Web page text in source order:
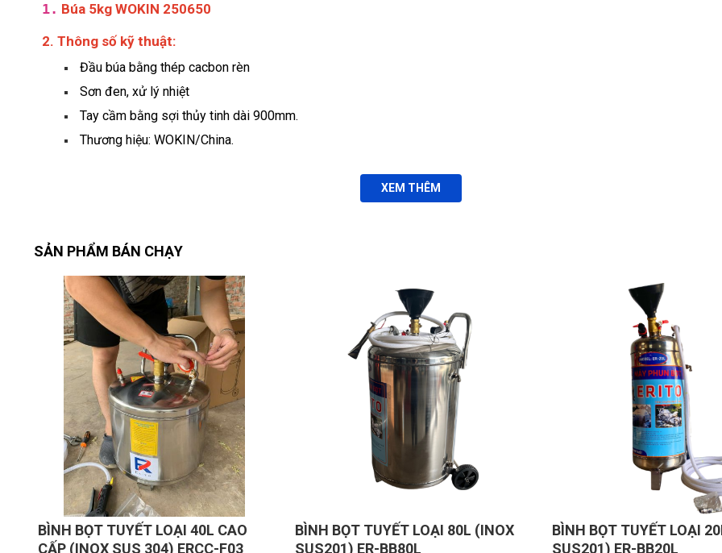
1. Búa 5kg WOKIN 250650
2. Thông số kỹ thuật:
Đầu búa bằng thép cacbon rèn
Sơn đen, xử lý nhiệt
Tay cầm bằng sợi thủy tinh dài 900mm.
Thương hiệu: WOKIN/China.
XEM THÊM
SẢN PHẨM BÁN CHẠY
BÌNH BỌT TUYẾT LOẠI 40L CAO
CẤP (INOX SUS 304) ERCC-F03
BÌNH BỌT TUYẾT LOẠI 80L (INOX
SUS201) ER-BB80L
BÌNH BỌT TUYẾT LOẠI
SUS201) ER-BB20L